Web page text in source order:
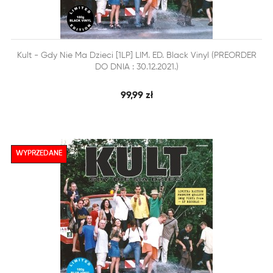
DODAJ DO KOSZYKA SZYBKI PODGLĄD
Kult - Gdy Nie Ma Dzieci [1LP] LIM. ED. Black Vinyl (PREORDER
DO DNIA : 30.12.2021.)
99,99 zł
WYPRZEDANE